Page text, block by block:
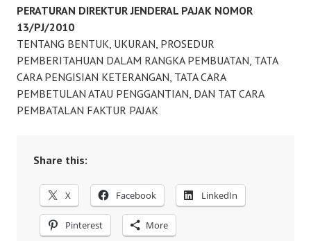
PERATURAN DIREKTUR JENDERAL PAJAK NOMOR
13/PJ/2010
TENTANG BENTUK, UKURAN, PROSEDUR
PEMBERITAHUAN DALAM RANGKA PEMBUATAN, TATA
CARA PENGISIAN KETERANGAN, TATA CARA
PEMBETULAN ATAU PENGGANTIAN, DAN TAT CARA
PEMBATALAN FAKTUR PAJAK
Share this:
X Facebook LinkedIn
Pinterest More